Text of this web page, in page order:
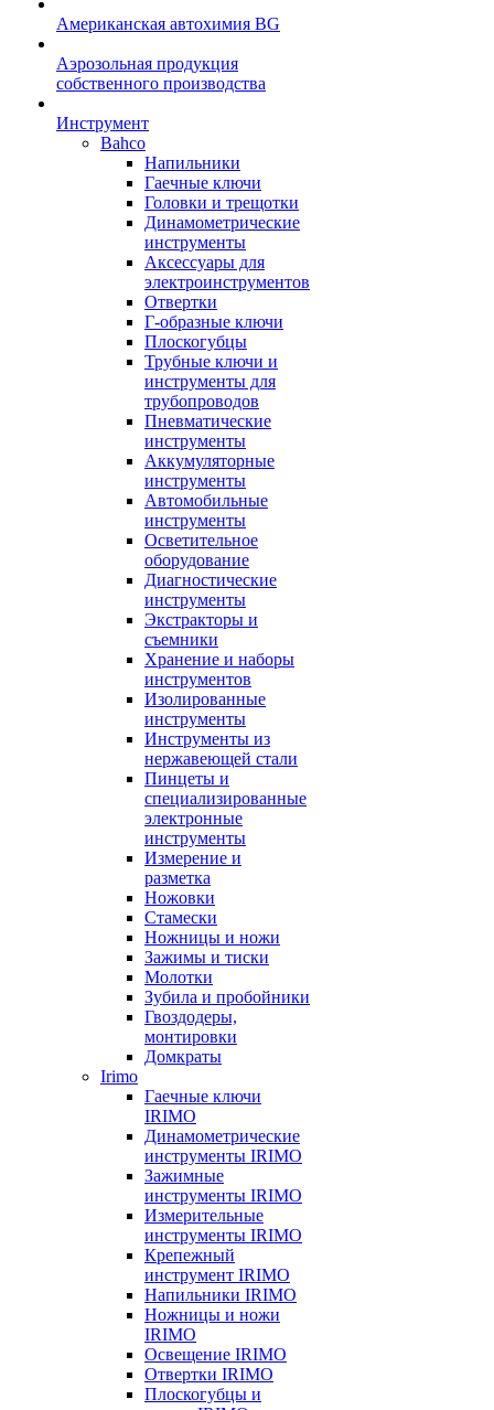
Американская автохимия BG
Аэрозольная продукция
собственного производства
Инструмент
Bahco
Напильники
Гаечные ключи
Головки и трещотки
Динамометрические
инструменты
Аксессуары для
электроинструментов
Отвертки
Г-образные ключи
Плоскогубцы
Трубные ключи и
инструменты для
трубопроводов
Пневматические
инструменты
Аккумуляторные
инструменты
Автомобильные
инструменты
Осветительное
оборудование
Диагностические
инструменты
Экстракторы и
съемники
Хранение и наборы
инструментов
Изолированные
инструменты
Инструменты из
нержавеющей стали
Пинцеты и
специализированные
электронные
инструменты
Измерение и
разметка
Ножовки
Стамески
Ножницы и ножи
Зажимы и тиски
Молотки
Зубила и пробойники
Гвоздодеры,
монтировки
Домкраты
Irimo
Гаечные ключи
IRIMO
Динамометрические
инструменты IRIMO
Зажимные
инструменты IRIMO
Измерительные
инструменты IRIMO
Крепежный
инструмент IRIMO
Напильники IRIMO
Ножницы и ножи
IRIMO
Освещение IRIMO
Отвертки IRIMO
Плоскогубцы и